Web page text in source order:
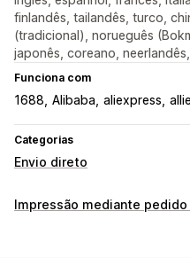
finlandês, tailandês, turco,
(tradicional), norueguês
japonês, coreano,
Funciona com
1688 Alibaba aliexpress
Categorias
Envio direto
Produtos que pode vender
Impressão mediante pedido